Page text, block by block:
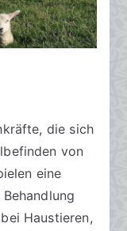
die sich
von
eine
Haustieren,